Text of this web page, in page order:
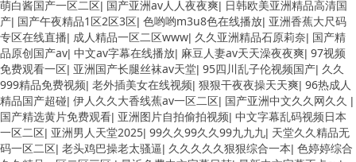
萌白酱国产一区二区| 国产亚洲av人人夜夜爽| 日韩欧美亚洲精品高清国
产| 国产午夜精品1区2区3区| 色哟哟m3u8色在线播放| 亚洲香蕉大尺码
专区在线直播| 成人精品一区二区www| 久久亚洲精品石原莉奈| 国产精
品原创国产av| 中文av字幕在线播放| 麻豆人妻av天天澡夜夜爽| 97视频
免费观看一区| 亚洲国产长腿丝袜av天堂| 95四川乱子伦视频国产| 久久
999精品免费视频| 老外插美女在线视频| 狠狠干夜夜操天天爽| 96热成人
精品国产超碰| 伊人久久大香线蕉av一区二区| 国产亚洲中文久久网久久 |
国产精选黄片免费观看| 亚洲图片自拍偷拍视频| 中文字幕乱码视频日本
一区二区| 亚洲男人天堂2025| 99久久99久久99九九九| 天堂久久精品无
码一区二区| 老头鸡巴操老太骚逼| 久久久久久狠狠综合一本| 色婷婷综合